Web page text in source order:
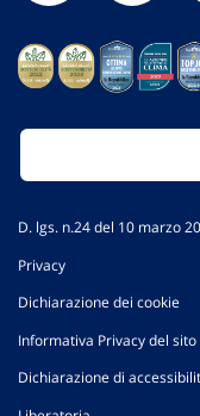
D. lgs. n.24 del 10 marzo
Privacy
Dichiarazione dei cookie
Informativa Privacy del sito
Dichiarazione di